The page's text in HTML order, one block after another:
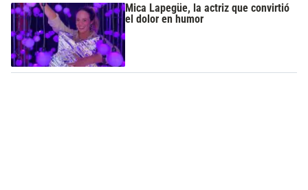
Mica Lapegüe, la actriz que convirtió
el dolor en humor